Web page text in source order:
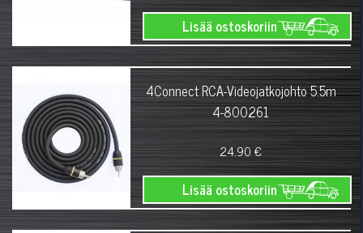
Lisää ostoskoriin
4Connect RCA-Videojatkojohto 5.5m
4-800261
24.90 €
Lisää ostoskoriin